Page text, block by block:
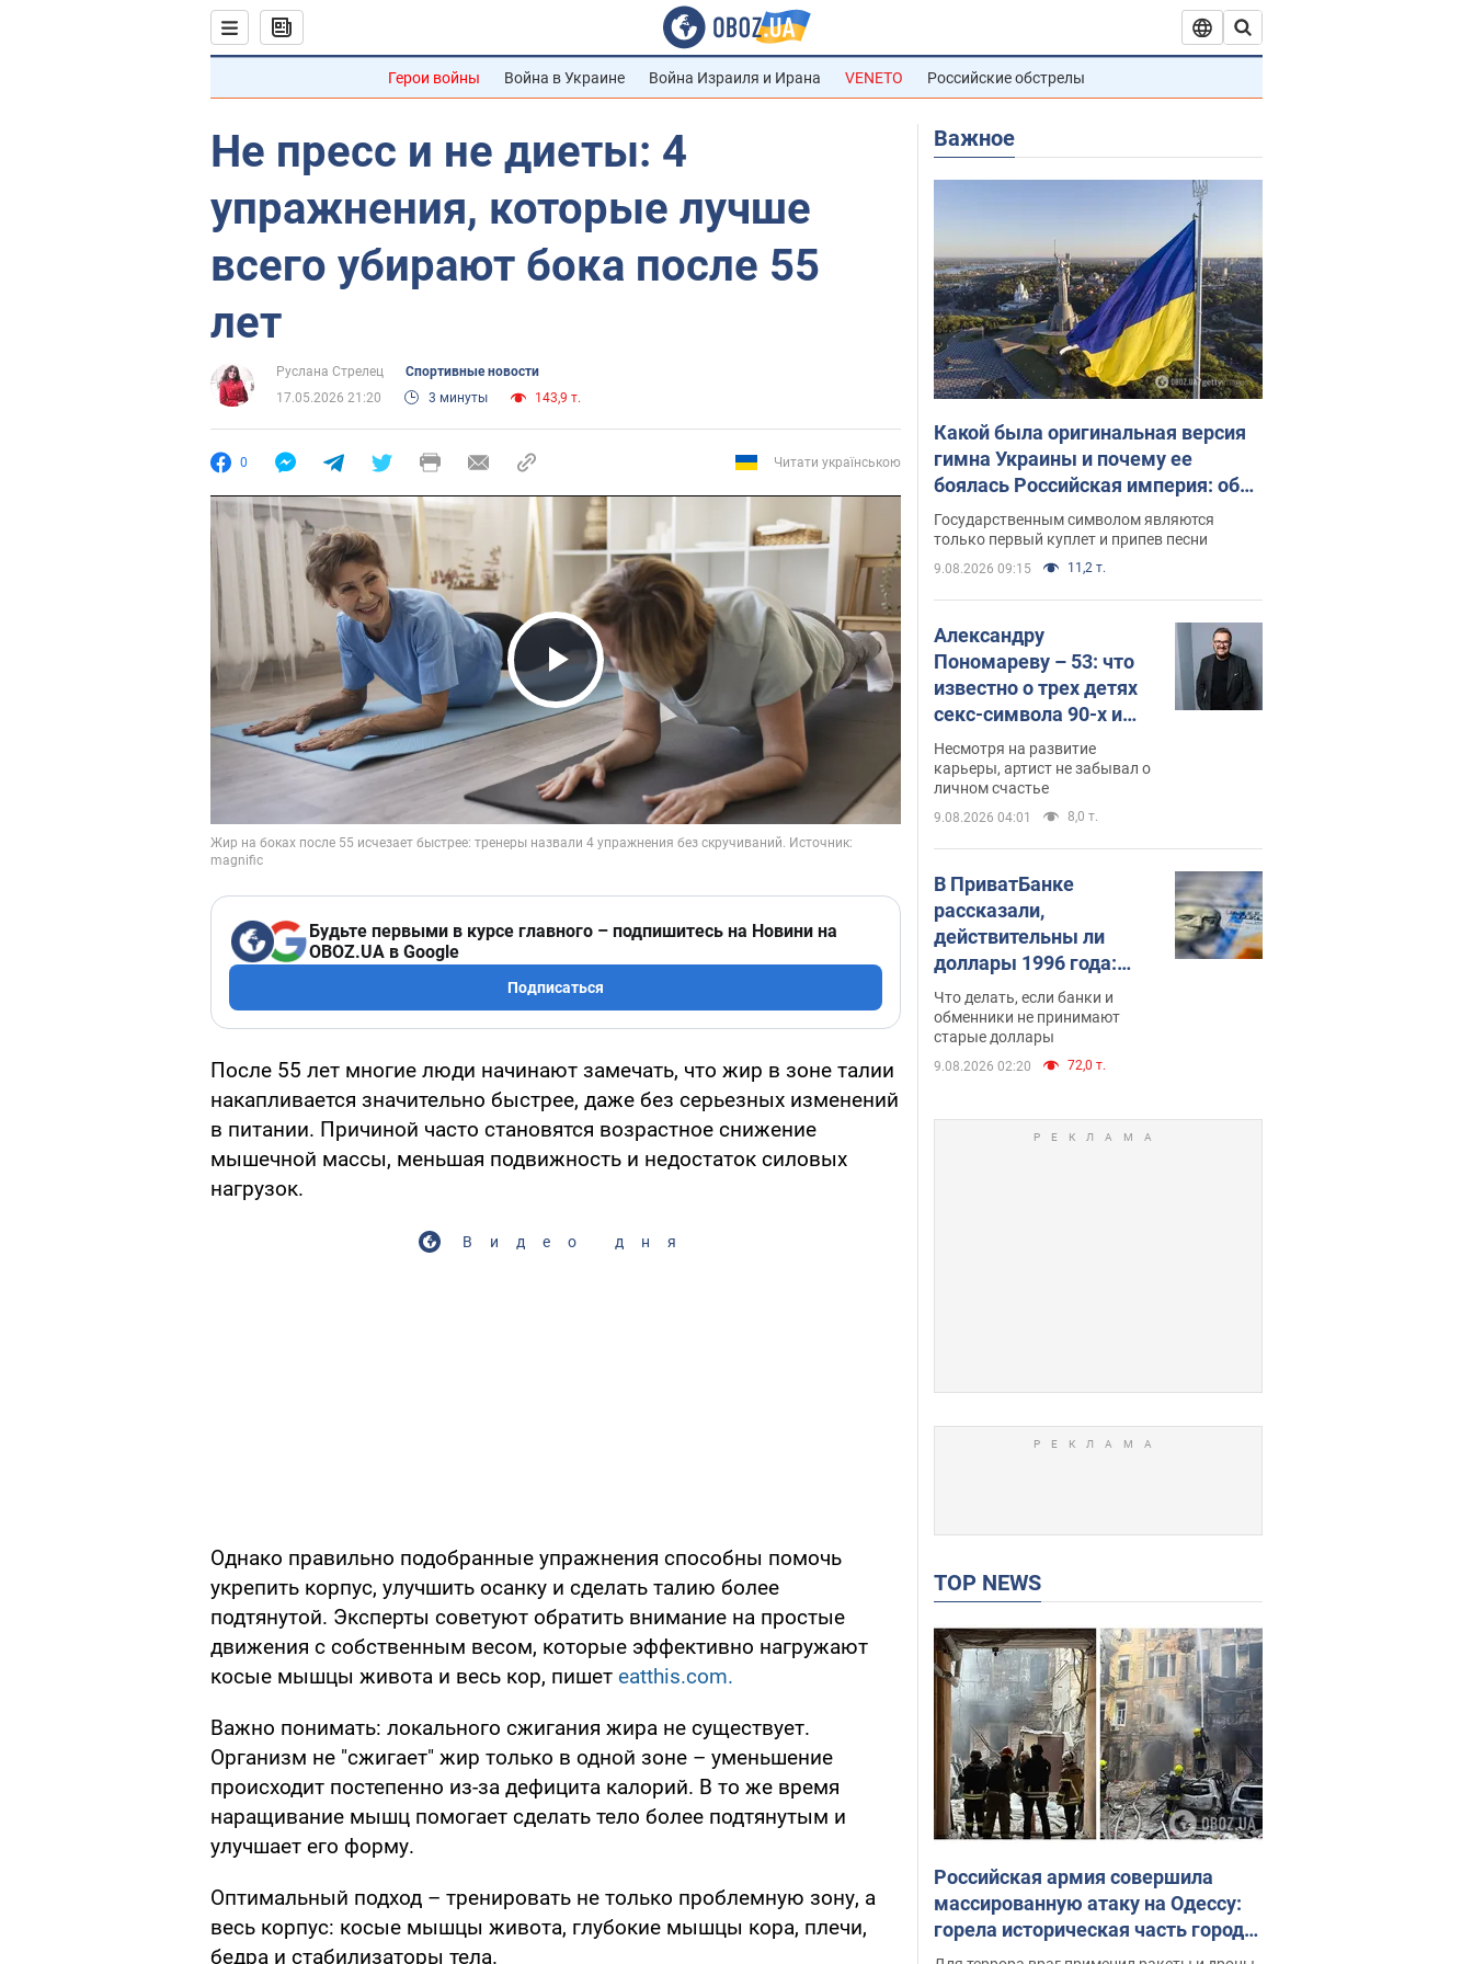
Герои войны Война в Украине Война Израиля и Ирана VENETO Российские обстрелы
Не пресс и не диеты: 4
упражнения, которые лучше
всего убирают бока после 55
лет
Руслана Стрелец
Спортивные новости
17.05.2026 21:20
3 минуты 143,9 т.
0 Читати українською
Play Video
Будьте первыми в курсе главного – подпишитесь на Новини на
OBOZ.UA в Google
Подписаться
После 55 лет многие люди начинают замечать, что жир в зоне талии
накапливается значительно быстрее, даже без серьезных изменений
в питании. Причиной часто становятся возрастное снижение
мышечной массы, меньшая подвижность и недостаток силовых
нагрузок.
Видео дня
Однако правильно подобранные упражнения способны помочь
укрепить корпус, улучшить осанку и сделать талию более
подтянутой. Эксперты советуют обратить внимание на простые
движения с собственным весом, которые эффективно нагружают
косые мышцы живота и весь кор, пишет eatthis.com.
Важно понимать: локального сжигания жира не существует.
Организм не "сжигает" жир только в одной зоне – уменьшение
происходит постепенно из-за дефицита калорий. В то же время
наращивание мышц помогает сделать тело более подтянутым и
улучшает его форму.
Оптимальный подход – тренировать не только проблемную зону, а
весь корпус: косые мышцы живота, глубокие мышцы кора, плечи,
бедра и стабилизаторы тела.
Важное
Какой была оригинальная версия
гимна Украины и почему ее
боялась Российская империя: об
этом не рассказывают в школе
Государственным символом являются
только первый куплет и припев песни
9.08.2026 09:15 11,2 т.
Александру
Пономареву – 53: что
известно о трех детях
секс-символа 90-х и
как они выглядят
Несмотря на развитие
карьеры, артист не забывал о
личном счастье
9.08.2026 04:01 8,0 т.
В ПриватБанке
рассказали,
действительны ли
доллары 1996 года:
принимают ли
обменники и банки
такие купюры
Что делать, если банки и
обменники не принимают
старые доллары
9.08.2026 02:20 72,0 т.
TOP NEWS
Российская армия совершила
массированную атаку на Одессу:
горела историческая часть города,
есть пострадавшие. Фото и видео